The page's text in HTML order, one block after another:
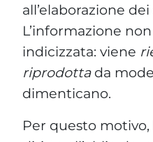
all’elaborazione
L’informazione
indicizzata: viene
riprodottada
dimenticano.
Per questo motivo,